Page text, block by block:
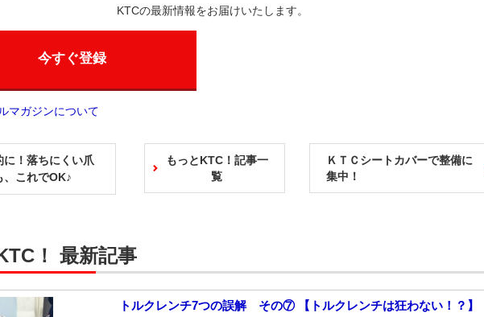
KTCの最新情報をお届けいたします。
今すぐ登録
マガジンについて
に！落ちにくい爪
、これでOK♪
もっとKTC！記事一
覧
ＫＴＣシートカバーで整備に
集中！
！ 最新記事
トルクレンチ7つの誤解 その⑦ 【トルクレンチは狂わない！？】